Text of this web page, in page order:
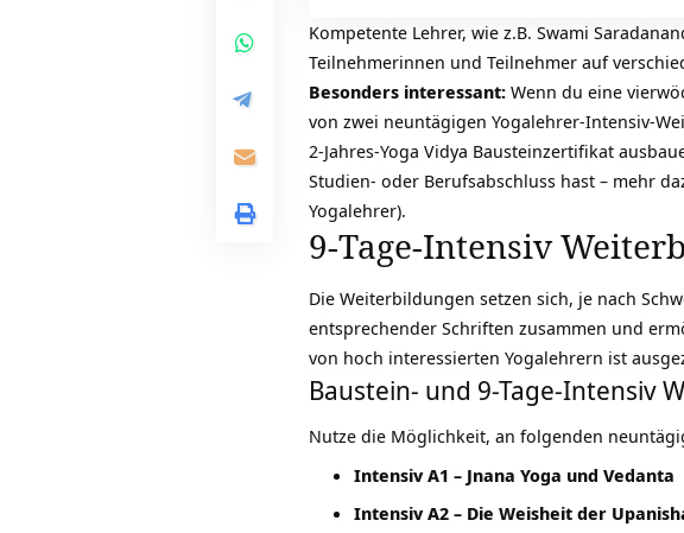
Kompetente Lehrer, wie z.B. Swami
Teilnehmerinnen und Teilnehmer auf
Besonders interessant: Wenn du eine
von zwei neuntägigen Yogalehrer-Intensiv-
2-Jahres-Yoga Vidya Bausteinzertifikat
Studien- oder Berufsabschluss hast – mehr
Yogalehrer).
9-Tage-Intensiv
Die Weiterbildungen setzen sich, je nach
entsprechender Schriften zusammen und
von hoch interessierten Yogalehrern ist
Baustein- und 9-Tage-Intensiv
Nutze die Möglichkeit, an folgenden
Intensiv A1 – Jnana Yoga und Vedanta
Intensiv A2 – Die Weisheit der